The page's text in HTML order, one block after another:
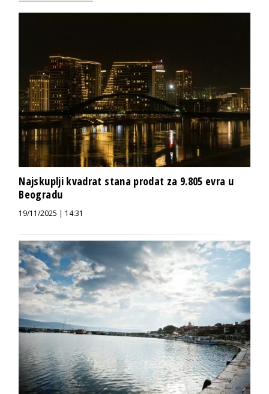
Najskuplji kvadrat stana prodat za 9.805 evra u
Beogradu
19/11/2025 | 14:31